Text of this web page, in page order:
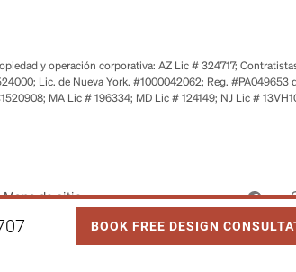
BOOK FREE DESIGN
y operación corporativa: AZ Lic # 324717;
Lic. de Nueva York. #1000042062; Reg.
MA Lic # 196334; MD Lic # 124149; NJ Lic #
Mapa de sitio